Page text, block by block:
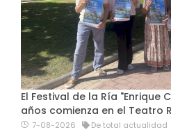
El Festival de la Ría "Enrique
años comienza en el Teatro
7-08-2026 De total actualidad